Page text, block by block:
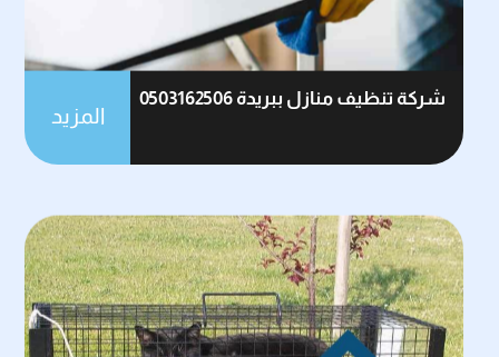
شركة تنظيف منازل ببريدة 0503162506
المزيد